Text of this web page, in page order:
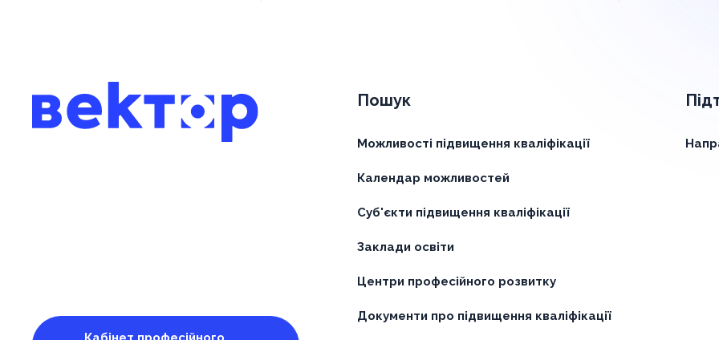
Пошук
Можливості підвищення кваліфікації
Календар можливостей
Суб'єкти підвищення кваліфікації
Заклади освіти
Центри професійного розвитку
Документи про підвищення кваліфікації